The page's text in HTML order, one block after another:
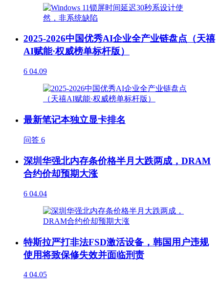
2025-2026中国优秀AI企业全产业链盘点（天禧
AI赋能·权威榜单标杆版）
6 04.09
最新笔记本独立显卡排名
问答 6
深圳华强北内存条价格半月大跌两成，DRAM
合约价却预期大涨
6 04.04
特斯拉严打非法FSD激活设备，韩国用户违规
使用将致保修失效并面临刑责
4 04.05